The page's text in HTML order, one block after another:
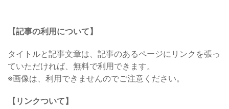
【記事の利用について】
タイトルと記事文章は、記事のあるページにリンクを張っ
ていただければ、無料で利用できます。
※画像は、利用できませんのでご注意ください。
【リンクついて】